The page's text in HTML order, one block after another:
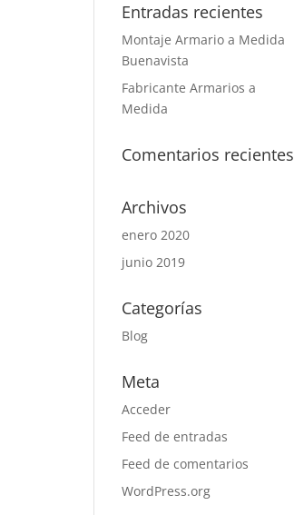
Entradas recientes
Montaje Armario a Medida
Buenavista
Fabricante Armarios a
Medida
Comentarios recientes
Archivos
enero 2020
junio 2019
Categorías
Blog
Meta
Acceder
Feed de entradas
Feed de comentarios
WordPress.org